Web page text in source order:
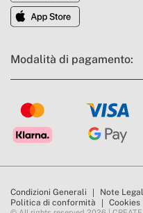
Modalità di pagamento:
Condizioni Generali Note
Politica di conformità
Cookies